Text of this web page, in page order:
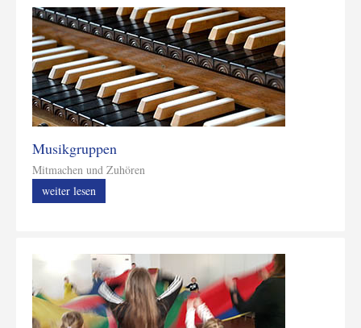
Musikgruppen
Mitmachen und Zuhören
weiter lesen